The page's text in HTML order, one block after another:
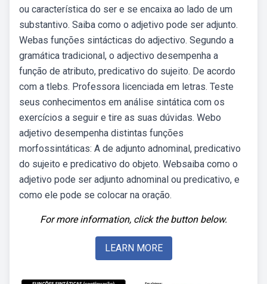
ou característica do ser e se encaixa ao lado de um
substantivo. Saiba como o adjetivo pode ser adjunto.
Webas funções sintácticas do adjectivo. Segundo a
gramática tradicional, o adjectivo desempenha a
função de atributo, predicativo do sujeito. De acordo
com a tlebs. Professora licenciada em letras. Teste
seus conhecimentos em análise sintática com os
exercícios a seguir e tire as suas dúvidas. Webo
adjetivo desempenha distintas funções
morfossintáticas: A de adjunto adnominal, predicativo
do sujeito e predicativo do objeto. Websaiba como o
adjetivo pode ser adjunto adnominal ou predicativo, e
como ele pode se colocar na oração.
For more information, click the button below.
LEARN MORE